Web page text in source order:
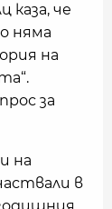
каза, че
няма
на
за
на
в